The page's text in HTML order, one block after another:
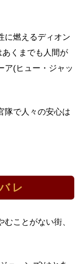
に燃えるディオン
くまでも人間が
ア(ヒュー・ジャッ
隊で人々の安心は
レ
ことがない街、